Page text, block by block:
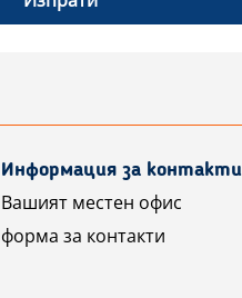
Информация за контакти
Вашият местен офис
форма за контакти